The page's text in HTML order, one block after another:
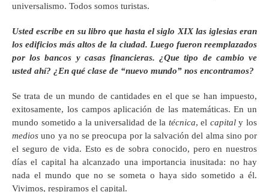
universalismo. Todos somos turistas.
Usted escribe en su libro que hasta el siglo XIX las iglesias eran
los edificios más altos de la ciudad. Luego fueron reemplazados
por los bancos y casas financieras. ¿Que tipo de cambio ve
usted ahí? ¿En qué clase de “nuevo mundo” nos encontramos?
Se trata de un mundo de cantidades en el que se han impuesto,
exitosamente, los campos aplicación de las matemáticas. En un
mundo sometido a la universalidad de la técnica, el capitaly los
mediosuno ya no se preocupa por la salvación del alma sino por
el seguro de vida. Esto es de sobra conocido, pero en nuestros
días el capital ha alcanzado una importancia inusitada: no hay
nada el mundo que no se someta o haya sido sometido a él.
Vivimos, respiramos el capital.